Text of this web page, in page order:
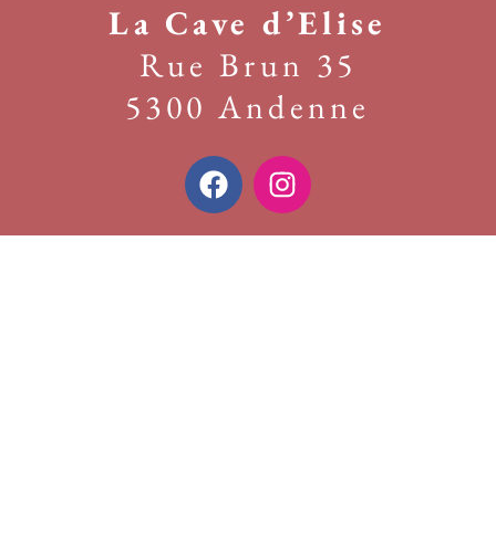
La Cave d’Elise
Rue Brun 35
5300 Andenne